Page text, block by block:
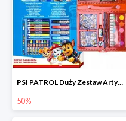
PSI PATROL Duży Zestaw Artystyczny 52 elementy na piąty komplet -50%
50%